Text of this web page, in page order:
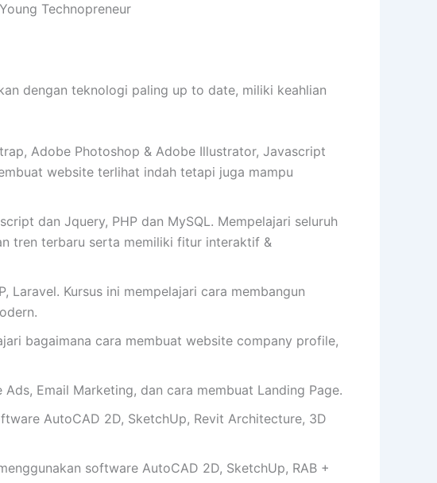
Technopreneur
dengan teknologi paling up to date, miliki keahlian
Adobe Photoshop & Adobe Illustrator, Javascript
website terlihat indah tetapi juga mampu
dan Jquery, PHP dan MySQL. Mempelajari seluruh
tren terbaru serta memiliki fitur interaktif &
Laravel. Kursus ini mempelajari cara membangun
bagaimana cara membuat website company profile,
Ads, Email Marketing, dan cara membuat Landing Page.
AutoCAD 2D, SketchUp, Revit Architecture, 3D
software AutoCAD 2D, SketchUp, RAB +